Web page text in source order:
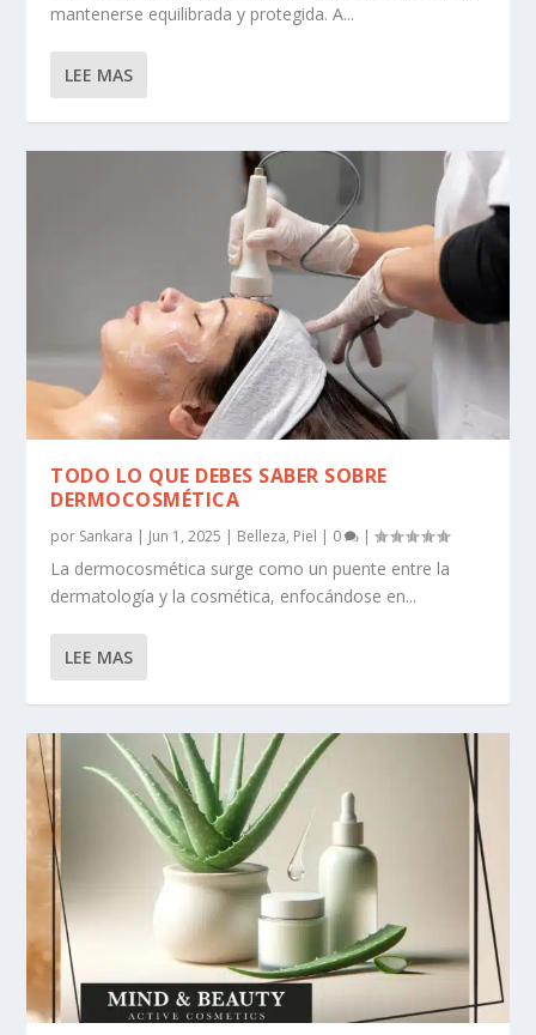
mantenerse equilibrada y protegida. A...
LEE MAS
TODO LO QUE DEBES SABER SOBRE
DERMOCOSMÉTICA
por Sankara | Jun 1, 2025 | Belleza, Piel | 0 |
La dermocosmética surge como un puente entre la
dermatología y la cosmética, enfocándose en...
LEE MAS